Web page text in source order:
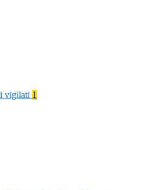
vigilati 1